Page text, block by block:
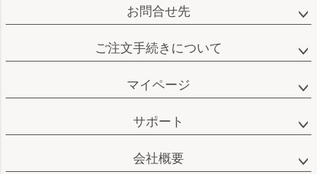
お問合せ先
ご注文手続きについて
マイページ
サポート
会社概要